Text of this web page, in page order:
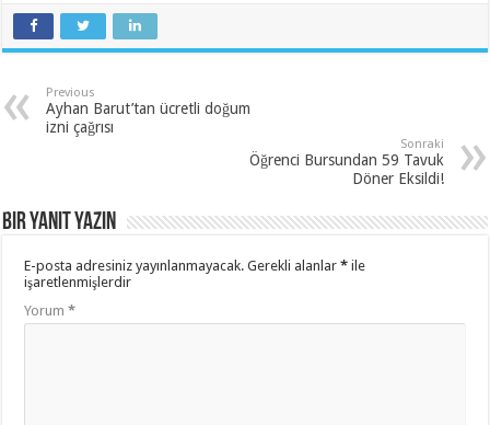
Previous
Ayhan Barut’tan ücretli doğum
izni çağrısı
Sonraki
Öğrenci Bursundan 59 Tavuk
Döner Eksildi!
Bir yanıt yazın
E-posta adresiniz yayınlanmayacak. Gerekli alanlar* ile
işaretlenmişlerdir
Yorum*